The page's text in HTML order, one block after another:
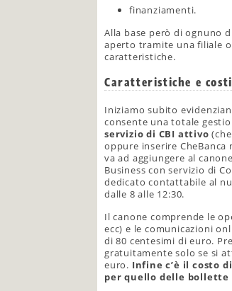
finanziamenti.
Alla base però di ognuno
aperto tramite una filiale
caratteristiche.
Caratteristiche e costi
Iniziamo subito
consente una totale
servizio di CBI attivo
oppure inserire
va ad aggiungere al
Business con servizio di
dedicato contattabile al
dalle 8 alle 12:30.
Il canone comprende le
ecc) e le comunicazioni
di 80 centesimi di euro.
gratuitamente solo se si
euro. Infine c’è il costo
per quello delle bollette